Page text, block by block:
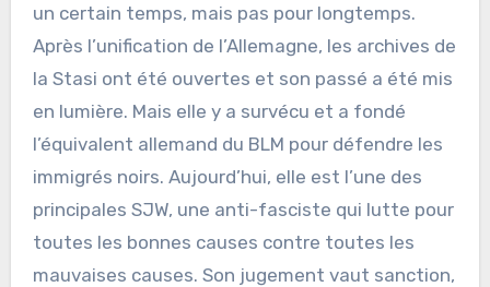
un certain temps, mais pas pour longtemps.
Après l’unification de l’Allemagne, les archives de
la Stasi ont été ouvertes et son passé a été mis
en lumière. Mais elle y a survécu et a fondé
l’équivalent allemand du BLM pour défendre les
immigrés noirs. Aujourd’hui, elle est l’une des
principales SJW, une anti-fasciste qui lutte pour
toutes les bonnes causes contre toutes les
mauvaises causes. Son jugement vaut sanction,